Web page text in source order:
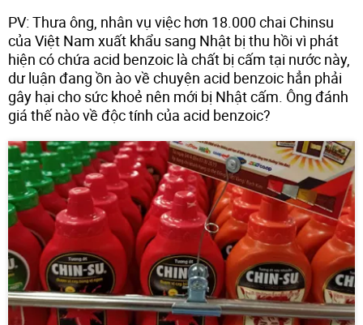
PV: Thưa ông, nhân vụ việc hơn 18.000 chai Chinsu
của Việt Nam xuất khẩu sang Nhật bị thu hồi vì phát
hiện có chứa acid benzoic là chất bị cấm tại nước này,
dư luận đang ồn ào về chuyện acid benzoic hẳn phải
gây hại cho sức khoẻ nên mới bị Nhật cấm. Ông đánh
giá thế nào về độc tính của acid benzoic?